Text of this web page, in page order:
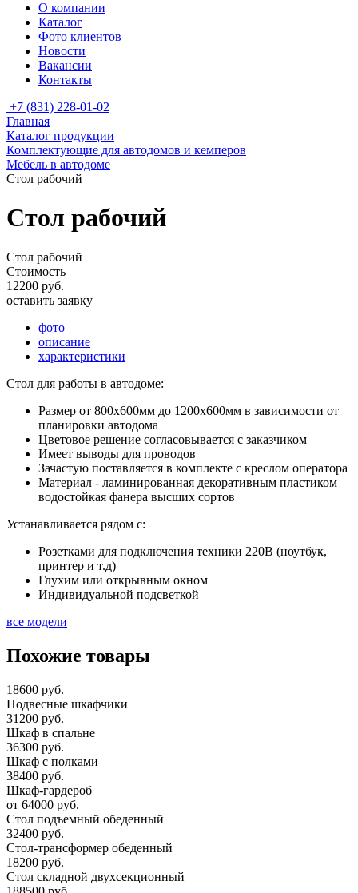
О компании
Каталог
Фото клиентов
Новости
Вакансии
Контакты
+7 (831) 228-01-02
Главная
Каталог продукции
Комплектующие для автодомов и кемперов
Мебель в автодоме
Стол рабочий
Стол рабочий
Стол рабочий
Стоимость
12200 руб.
оставить заявку
фото
описание
характеристики
Стол для работы в автодоме:
Размер от 800х600мм до 1200х600мм в зависимости от
планировки автодома
Цветовое решение согласовывается с заказчиком
Имеет выводы для проводов
Зачастую поставляется в комплекте с креслом оператора
Материал - ламинированная декоративным пластиком
водостойкая фанера высших сортов
Устанавливается рядом с:
Розетками для подключения техники 220В (ноутбук,
принтер и т.д)
Глухим или открывным окном
Индивидуальной подсветкой
все модели
Похожие товары
18600 руб.
Подвесные шкафчики
31200 руб.
Шкаф в спальне
36300 руб.
Шкаф с полками
38400 руб.
Шкаф-гардероб
от 64000 руб.
Стол подъемный обеденный
32400 руб.
Стол-трансформер обеденный
18200 руб.
Стол складной двухсекционный